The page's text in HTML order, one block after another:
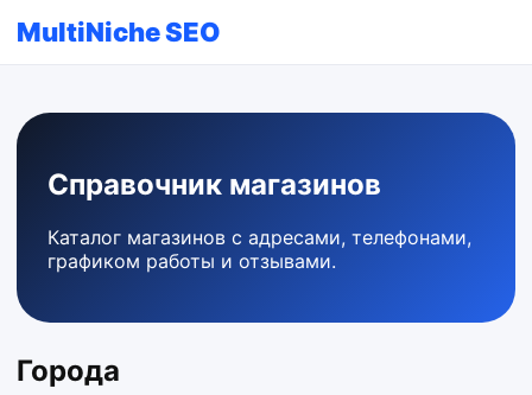
MultiNiche SEO
Справочник магазинов
Каталог магазинов с адресами, телефонами,
графиком работы и отзывами.
Города